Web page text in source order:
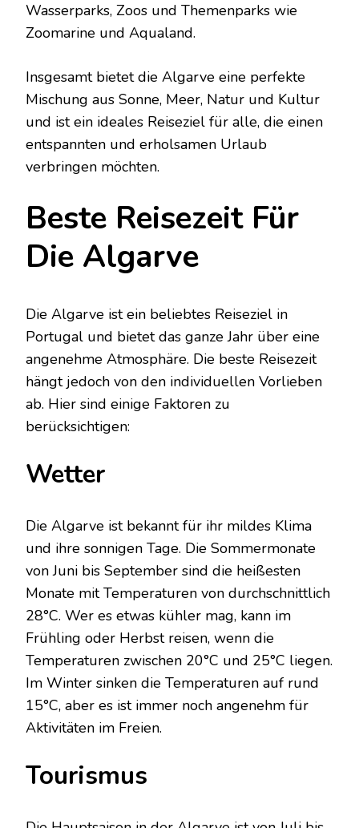
Wasserparks, Zoos und Themenparks wie
Zoomarine und Aqualand.
Insgesamt bietet die Algarve eine perfekte
Mischung aus Sonne, Meer, Natur und Kultur
und ist ein ideales Reiseziel für alle, die einen
entspannten und erholsamen Urlaub
verbringen möchten.
Beste Reisezeit Für
Die Algarve
Die Algarve ist ein beliebtes Reiseziel in
Portugal und bietet das ganze Jahr über eine
angenehme Atmosphäre. Die beste Reisezeit
hängt jedoch von den individuellen Vorlieben
ab. Hier sind einige Faktoren zu
berücksichtigen:
Wetter
Die Algarve ist bekannt für ihr mildes Klima
und ihre sonnigen Tage. Die Sommermonate
von Juni bis September sind die heißesten
Monate mit Temperaturen von durchschnittlich
28°C. Wer es etwas kühler mag, kann im
Frühling oder Herbst reisen, wenn die
Temperaturen zwischen 20°C und 25°C liegen.
Im Winter sinken die Temperaturen auf rund
15°C, aber es ist immer noch angenehm für
Aktivitäten im Freien.
Tourismus